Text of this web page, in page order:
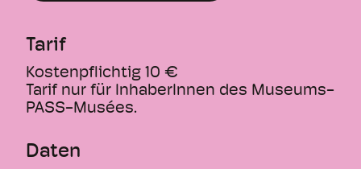
Dauer: 1,5 Stunden
Preis: 10 €. Eintritt zur Ausstellung
inbegriffen.
Tarif
Kostenpflichtig 10 €
Tarif nur für InhaberInnen des Museums-
PASS-Musées.
Daten